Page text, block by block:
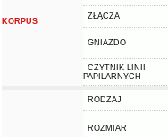
KORPUS
ZŁĄCZA
GNIAZDO
CZYTNIK LINII
PAPILARNYCH
RODZAJ
ROZMIAR